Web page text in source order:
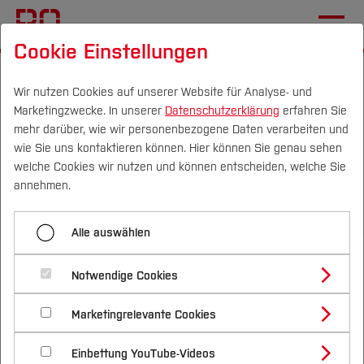
Campus Personen DE|EN Quicklinks
Studium
Studienangebote
Bachelorstudiengänge
Masterstudiengänge
Vor dem Studium
Bewerben & Einschreiben
Bewerbungsportal
Im Studium
Studienbüros und Prüfungen
Nach dem Studium
Forschung & Transfer
Profil
Forschungs- und Transferprofil
Schwerpunkte (FuT)
Beratung & Förderung
Nachhaltigkeit
Nachhaltigkeit studieren
International
Vor dem Studium
Schnupperangebote an der BO
Schüler*innenpraktikum
Schüler*innenpraktikum
BOtschafter
Schnuppervorlesungsverzeichnis
Schüler*innenpraktikum
Cookie Einstellungen
Wir nutzen Cookies auf unserer Website für Analyse- und
Marketingzwecke. In unserer Datenschutzerklärung erfahren Sie
mehr darüber, wie wir personenbezogene Daten verarbeiten und
wie Sie uns kontaktieren können. Hier können Sie genau sehen
welche Cookies wir nutzen und können entscheiden, welche Sie
annehmen.
Alle auswählen
Notwendige Cookies
Marketingrelevante Cookies
Einbettung YouTube-Videos